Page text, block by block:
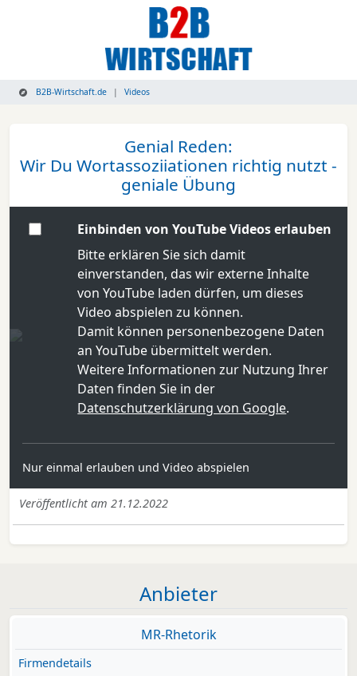
B2B-Wirtschaft.de Videos
Genial Reden:
Wir Du Wortassoziiationen richtig nutzt -
geniale Übung
Einbinden von YouTube Videos erlauben
Bitte erklären Sie sich damit
einverstanden, das wir externe Inhalte
von YouTube laden dürfen, um dieses
Video abspielen zu können.
Damit können personenbezogene Daten
an YouTube übermittelt werden.
Weitere Informationen zur Nutzung Ihrer
Daten finden Sie in der
Datenschutzerklärung von Google.
Nur einmal erlauben und Video abspielen
Veröffentlicht am 21.12.2022
Anbieter
MR-Rhetorik
Firmendetails